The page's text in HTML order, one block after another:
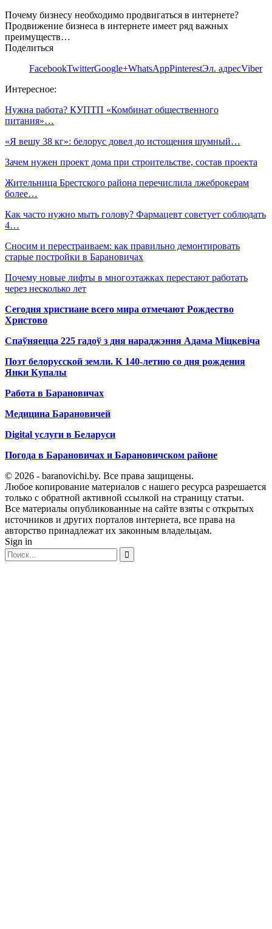
Почему бизнесу необходимо продвигаться в интернете?
Продвижение бизнеса в интернете имеет ряд важных
преимуществ…
Поделиться
FacebookTwitterGoogle+WhatsAppPinterestЭл. адресViber
Интересное:
Нужна работа? КУПТП «Комбинат общественного
питания»…
«Я вешу 38 кг»: белорус довел до истощения шумный…
Зачем нужен проект дома при строительстве, состав проекта
Жительница Брестского района перечислила лжеброкерам
более…
Как часто нужно мыть голову? Фармацевт советует соблюдать
4…
Сносим и перестраиваем: как правильно демонтировать
старые постройки в Барановичах
Почему новые лифты в многоэтажках перестают работать
через несколько лет
Сегодня христиане всего мира отмечают Рождество
Христово
Спаўняецца 225 гадоў з дня нараджэння Адама Міцкевіча
Поэт белорусской земли. К 140-летию со дня рождения
Янки Купалы
Работа в Барановичах
Медицина Барановичей
Digital услуги в Беларуси
Погода в Барановичах и Барановичском районе
© 2026 - baranovichi.by. Все права защищены.
Любое копирование материалов с нашего ресурса разрешается
только с обратной активной ссылкой на страницу статьи.
Все материалы опубликованные на сайте взяты с открытых
источников и других порталов интернета, все права на
авторство принадлежат их законным владельцам.
Sign in